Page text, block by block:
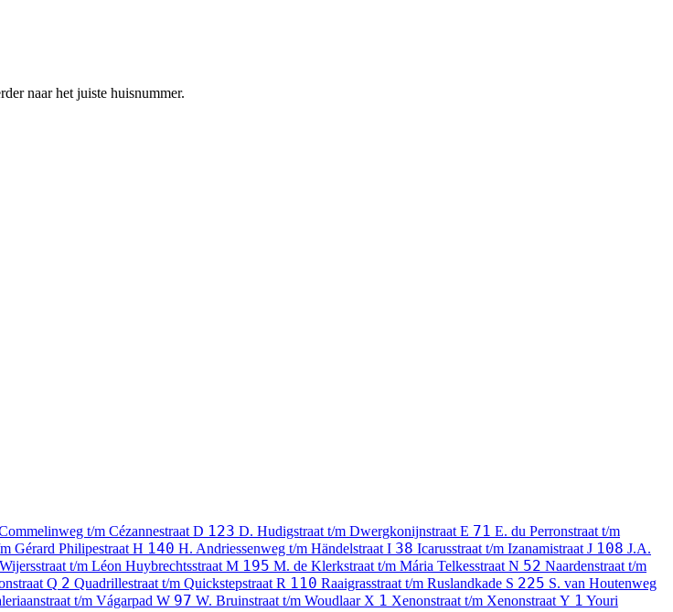
naar het juiste huisnummer.
t/m Cézannestraat D 123 D. Hudigstraat t/m Dwergkonijnstraat E 71 E. du Perronstraat t/m
Gérard Philipestraat H 140 H. Andriessenweg t/m Händelstraat I 38 Icarusstraat t/m Izanamistraat J 108 J.A.
t/m Léon Huybrechtsstraat M 195 M. de Klerkstraat t/m Mária Telkesstraat N 52 Naardenstraat t/m
Q 2 Quadrillestraat t/m Quickstepstraat R 110 Raaigrasstraat t/m Ruslandkade S 225 S. van Houtenweg
t/m Vágarpad W 97 W. Bruinstraat t/m Woudlaar X 1 Xenonstraat t/m Xenonstraat Y 1 Youri